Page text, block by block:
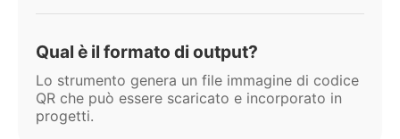
Qual è il formato di output?
Lo strumento genera un file immagine di codice
QR che può essere scaricato e incorporato in
progetti.